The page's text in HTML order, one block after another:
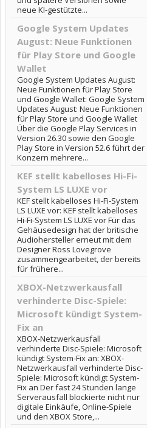
neue KI-gestützte...
Google System Updates
August: Neue Funktionen
für Play Store und Google
Wallet
Google System Updates August:
Neue Funktionen für Play Store
und Google Wallet: Google System
Updates August: Neue Funktionen
für Play Store und Google Wallet
Über die Google Play Services in
Version 26.30 sowie den Google
Play Store in Version 52.6 führt der
Konzern mehrere...
KEF stellt kabelloses Hi-Fi-
System LS LUXE vor
KEF stellt kabelloses Hi-Fi-System
LS LUXE vor: KEF stellt kabelloses
Hi-Fi-System LS LUXE vor Für das
Gehäusedesign hat der britische
Audiohersteller erneut mit dem
Designer Ross Lovegrove
zusammengearbeitet, der bereits
für frühere...
XBOX-Netzwerkausfall
verhinderte Disc-Spiele:
Microsoft kündigt System-
Fix an
XBOX-Netzwerkausfall
verhinderte Disc-Spiele: Microsoft
kündigt System-Fix an: XBOX-
Netzwerkausfall verhinderte Disc-
Spiele: Microsoft kündigt System-
Fix an Der fast 24 Stunden lange
Serverausfall blockierte nicht nur
digitale Einkäufe, Online-Spiele
und den XBOX Store,...